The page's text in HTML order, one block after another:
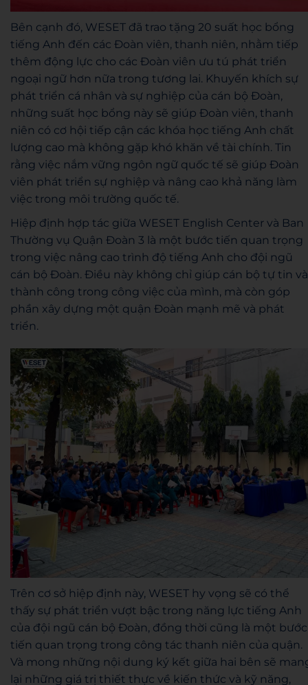
Bên cạnh đó, WESET đã trao tặng 20 suất học bổng
tiếng Anh đến các Đoàn viên, thanh niên, nhằm tiếp
thêm động lực cho các Đoàn viên ưu tú phát triển
ngoại ngữ hơn nữa trong tương lai. Khuyến khích sự
phát triển cá nhân và sự nghiệp của cán bộ Đoàn,
những suất học bổng này sẽ giúp Đoàn viên, thanh
niên có cơ hội tiếp cận các khóa học tiếng Anh chất
lượng cao mà không gặp khó khăn về tài chính. Tin
rằng việc nắm vững ngôn ngữ quốc tế sẽ giúp Đoàn
viên phát triển sự nghiệp và nâng cao khả năng làm
việc trong môi trường quốc tế.
Hiệp định hợp tác giữa WESET English Center và Ban
Thường vụ Quận Đoàn 3 là một bước tiến quan trọng
trong việc nâng cao trình độ tiếng Anh cho đội ngũ
cán bộ Đoàn. Điều này không chỉ giúp cán bộ tự tin và
thành công trong công việc của mình, mà còn góp
phần xây dựng một quận Đoàn mạnh mẽ và phát
triển.
Trên cơ sở hiệp định này, WESET hy vọng sẽ có thể
thấy sự phát triển vượt bậc trong năng lực tiếng Anh
của đội ngũ cán bộ Đoàn, đồng thời cũng là một bước
tiến quan trọng trong công tác thanh niên của quận.
Và mong những nội dung ký kết giữa hai bên sẽ
lại những giá trị thiết thực về kiến thức và kỹ năng,